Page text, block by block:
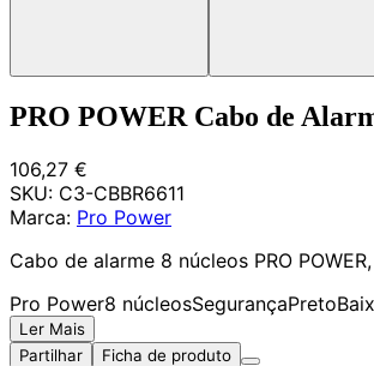
PRO POWER Cabo de
106,27 €
SKU: C3-CBBR6611
Marca: Pro Power
Cabo de alarme 8 núcleos PRO
Pro Power8 núcleosSegurançaPreto
Ler Mais
Partilhar
Ficha de produto